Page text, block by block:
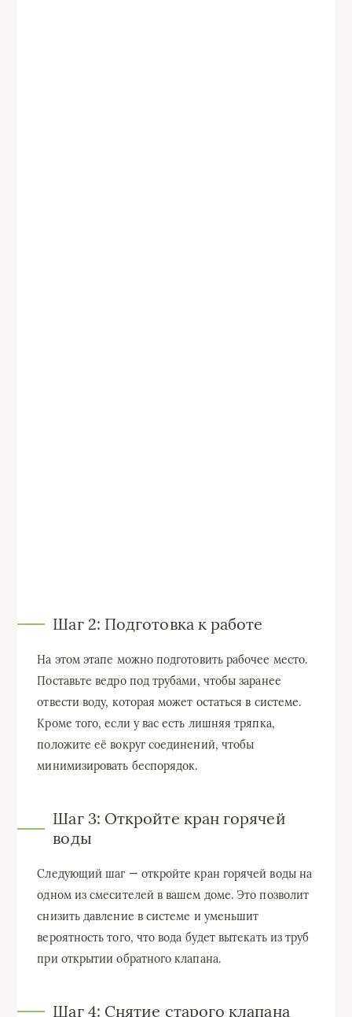
Шаг 2: Подготовка к работе
На этом этапе можно подготовить рабочее место.
Поставьте ведро под трубами, чтобы заранее
отвести воду, которая может остаться в системе.
Кроме того, если у вас есть лишняя тряпка,
положите её вокруг соединений, чтобы
минимизировать беспорядок.
Шаг 3: Откройте кран горячей
воды
Следующий шаг — откройте кран горячей воды на
одном из смесителей в вашем доме. Это позволит
снизить давление в системе и уменьшит
вероятность того, что вода будет вытекать из труб
при открытии обратного клапана.
Шаг 4: Снятие старого клапана